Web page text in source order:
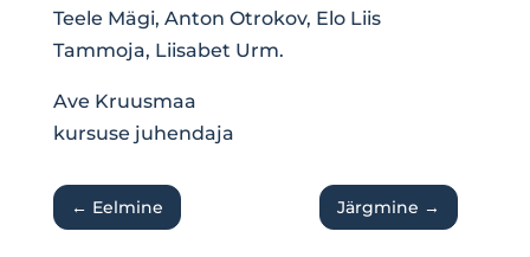
Teele Mägi, Anton Otrokov, Elo Liis
Tammoja, Liisabet Urm.
Ave Kruusmaa
kursuse juhendaja
← Eelmine Järgmine →